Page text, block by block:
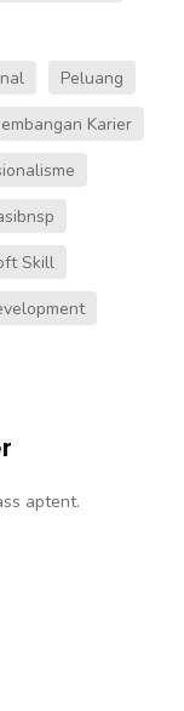
Peluang
Karier
Skill
aptent.